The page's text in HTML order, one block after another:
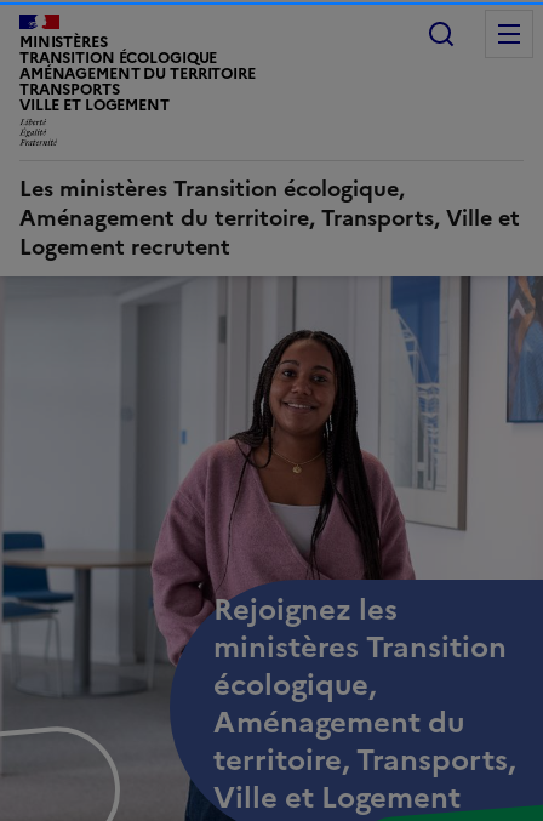
MINISTÈRES
TRANSITION ÉCOLOGIQUE
AMÉNAGEMENT DU TERRITOIRE
TRANSPORTS
VILLE ET LOGEMENT
Les ministères Transition écologique,
Aménagement du territoire, Transports, Ville et
Logement recrutent
Rejoignez les
ministères Transition
écologique,
Aménagement du
territoire, Transports,
Ville et Logement